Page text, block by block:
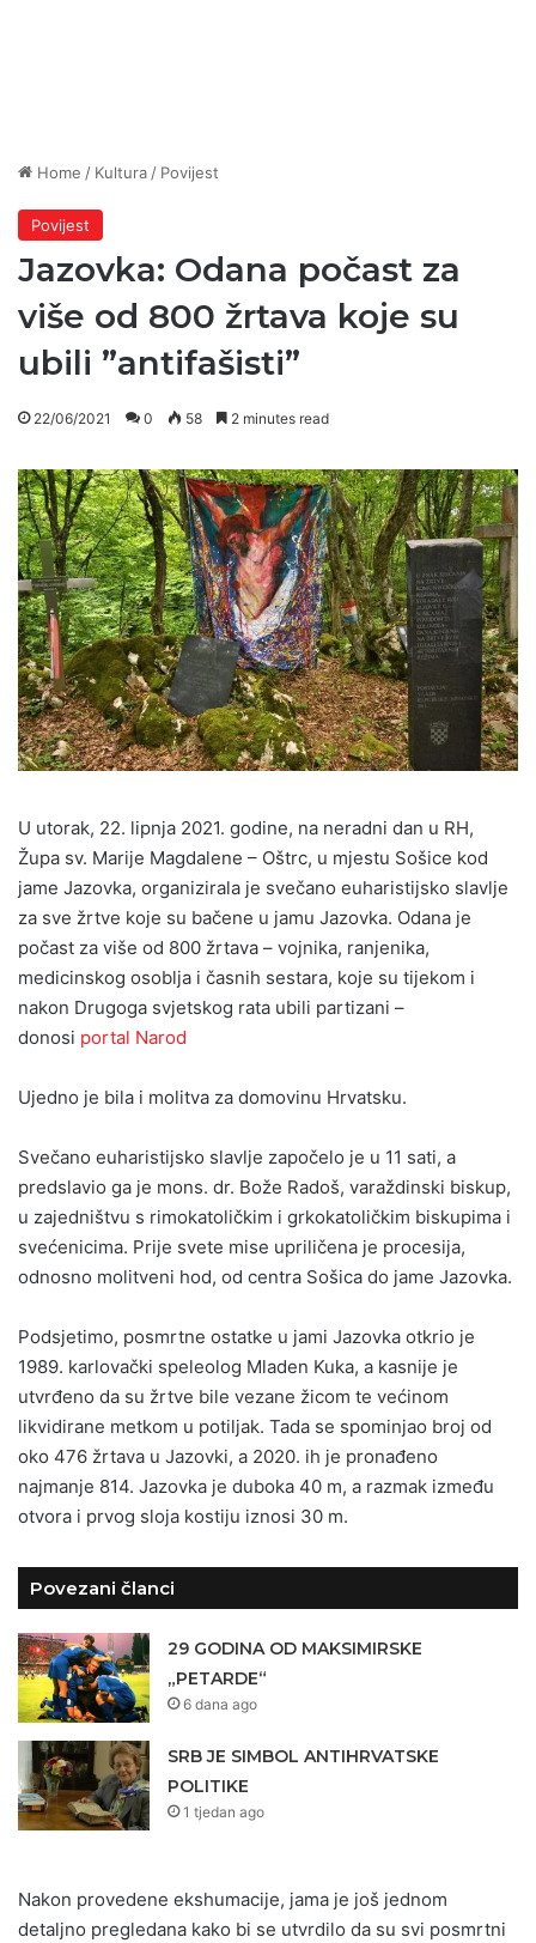
Home / Kultura / Povijest
Povijest
Jazovka: Odana počast za
više od 800 žrtava koje su
ubili ”antifašisti”
22/06/2021 0 58 2 minutes read
U utorak, 22. lipnja 2021. godine, na neradni dan u RH,
Župa sv. Marije Magdalene – Oštrc, u mjestu Sošice kod
jame Jazovka, organizirala je svečano euharistijsko slavlje
za sve žrtve koje su bačene u jamu Jazovka. Odana je
počast za više od 800 žrtava – vojnika, ranjenika,
medicinskog osoblja i časnih sestara, koje su tijekom i
nakon Drugoga svjetskog rata ubili partizani –
donosi portal Narod
Ujedno je bila i molitva za domovinu Hrvatsku.
Svečano euharistijsko slavlje započelo je u 11 sati, a
predslavio ga je mons. dr. Bože Radoš, varaždinski biskup,
u zajedništvu s rimokatoličkim i grkokatoličkim biskupima i
svećenicima. Prije svete mise upriličena je procesija,
odnosno molitveni hod, od centra Sošica do jame Jazovka.
Podsjetimo, posmrtne ostatke u jami Jazovka otkrio je
1989. karlovački speleolog Mladen Kuka, a kasnije je
utvrđeno da su žrtve bile vezane žicom te većinom
likvidirane metkom u potiljak. Tada se spominjao broj od
oko 476 žrtava u Jazovki, a 2020. ih je pronađeno
najmanje 814. Jazovka je duboka 40 m, a razmak između
otvora i prvog sloja kostiju iznosi 30 m.
Povezani članci
29 GODINA OD MAKSIMIRSKE
„PETARDE“
6 dana ago
SRB JE SIMBOL ANTIHRVATSKE
POLITIKE
1 tjedan ago
Nakon provedene ekshumacije, jama je još jednom
detaljno pregledana kako bi se utvrdilo da su svi posmrtni